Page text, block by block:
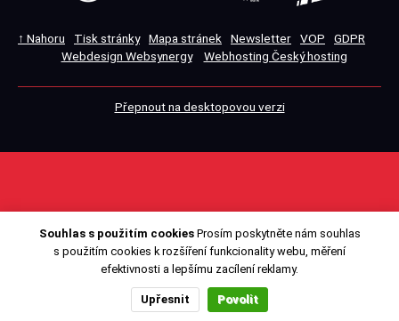
↑ Nahoru Tisk stránky Mapa stránek Newsletter VOP
GDPR
Webdesign Websynergy
Webhosting Český hosting
Přepnout na desktopovou verzi
Souhlas s použitím cookiesProsím poskytněte nám souhlas
s použitím cookies k rozšíření funkcionality webu, měření
efektivnosti a lepšímu zacílení reklamy.
Upřesnit Povolit